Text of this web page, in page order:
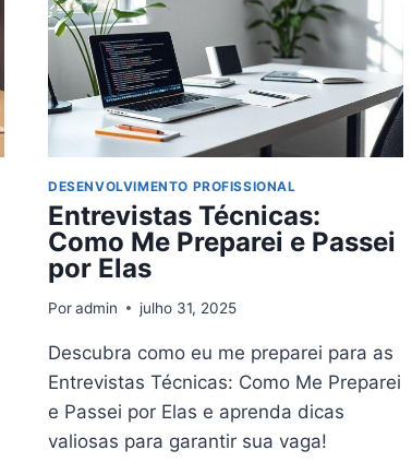
SÃO
TÃO
IMPORTANTES
QUANTO
O
CONHECIMENTO
TÉCNICO
DESENVOLVIMENTO PROFISSIONAL
Entrevistas Técnicas:
Como Me Preparei e Passei
por Elas
Poradmin julho 31, 2025
Descubra como eu me preparei para as
Entrevistas Técnicas: Como Me Preparei
e Passei por Elas e aprenda dicas
valiosas para garantir sua vaga!